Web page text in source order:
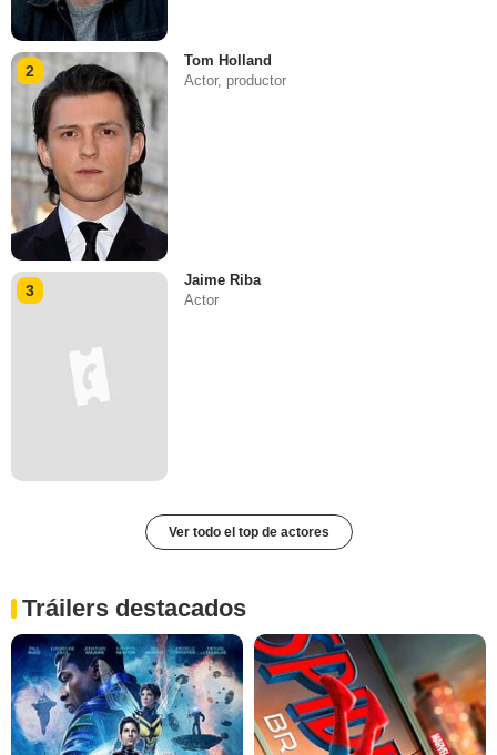
2
Tom Holland
Actor, productor
3
Jaime Riba
Actor
Ver todo el top de actores
Tráilers destacados